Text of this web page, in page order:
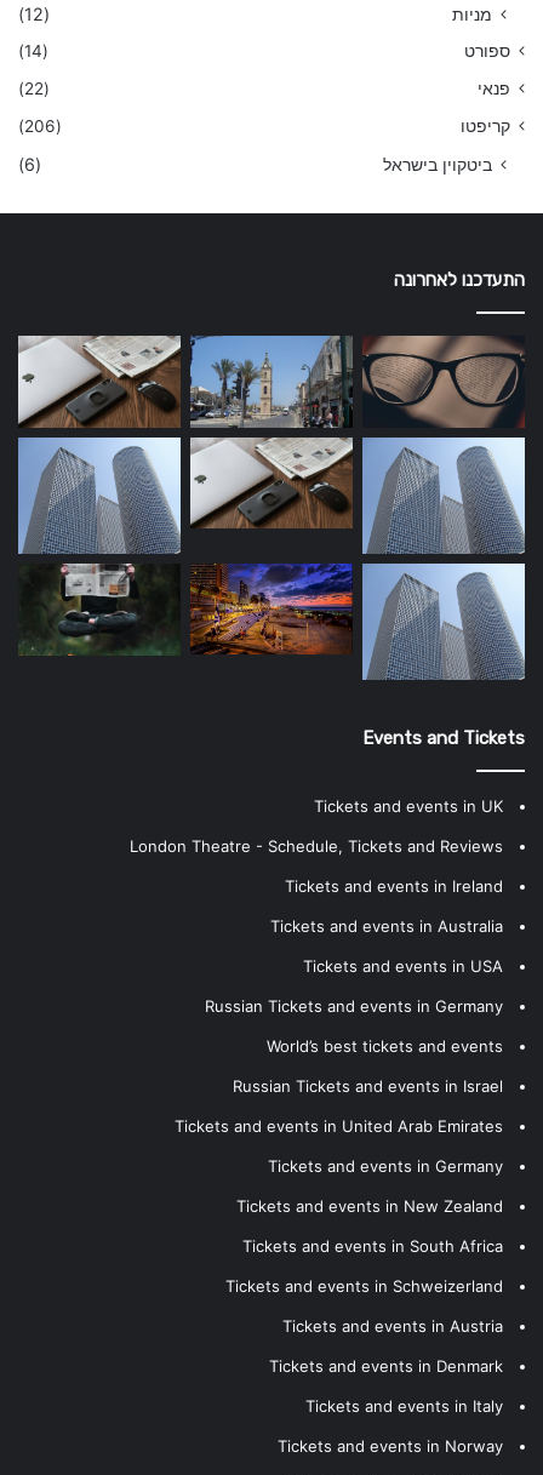
מניות (12)
ספורט
(14)
פנאי
(22)
קריפטו
(206)
ביטקוין בישראל (6)
התעדכנו לאחרונה
Events and Tickets
Tickets and events in UK
London Theatre - Schedule, Tickets and Reviews
Tickets and events in Ireland
Tickets and events in Australia
Tickets and events in USA
Russian Tickets and events in Germany
World’s best tickets and events
Russian Tickets and events in Israel
Tickets and events in United Arab Emirates
Tickets and events in Germany
Tickets and events in New Zealand
Tickets and events in South Africa
Tickets and events in Schweizerland
Tickets and events in Austria
Tickets and events in Denmark
Tickets and events in Italy
Tickets and events in Norway